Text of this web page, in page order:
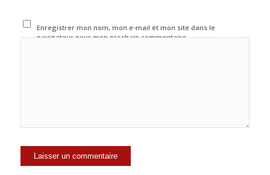
Enregistrer mon nom, mon e-mail et mon site dans le
navigateur pour mon prochain commentaire.